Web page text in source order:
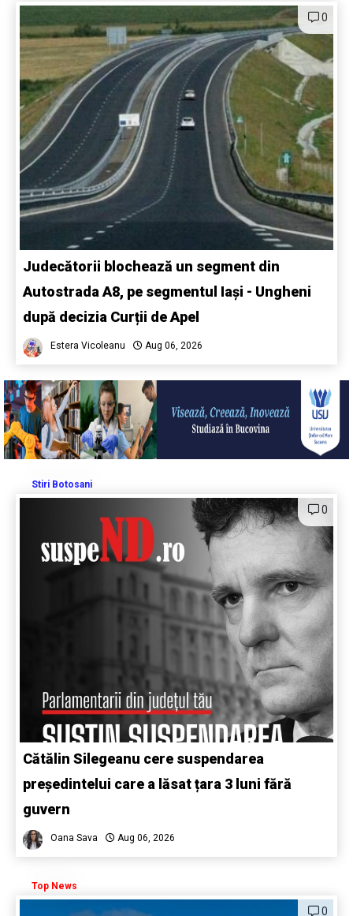
0
Judecătorii blochează un segment din
Autostrada A8, pe segmentul Iași - Ungheni
după decizia Curții de Apel
Estera Vicoleanu Aug 06, 2026
Stiri Botosani
0
Cătălin Silegeanu cere suspendarea
președintelui care a lăsat țara 3 luni fără
guvern
Oana Sava Aug 06, 2026
Top News
0